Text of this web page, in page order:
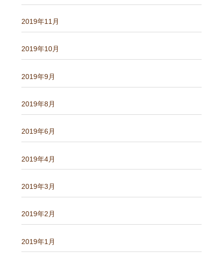
2019年11月
2019年10月
2019年9月
2019年8月
2019年6月
2019年4月
2019年3月
2019年2月
2019年1月